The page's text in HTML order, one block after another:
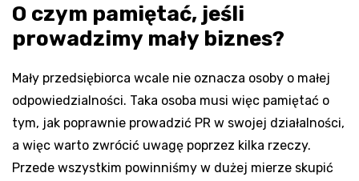
O czym pamiętać, jeśli
prowadzimy mały biznes?
Mały przedsiębiorca wcale nie oznacza osoby o małej
odpowiedzialności. Taka osoba musi więc pamiętać o
tym, jak poprawnie prowadzić PR w swojej działalności,
a więc warto zwrócić uwagę poprzez kilka rzeczy.
Przede wszystkim powinniśmy w dużej mierze skupić